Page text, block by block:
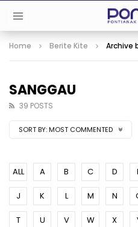
Home Berite Kite Archive
SANGGAU
39 POSTS
SORT BY: MOST COMMENTED
ALL A B C D
J K L M N
T U V W X